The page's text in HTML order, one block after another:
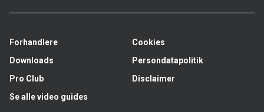
Forhandlere
Downloads
Pro Club
Se alle video guides
Cookies
Persondatapolitik
Disclaimer